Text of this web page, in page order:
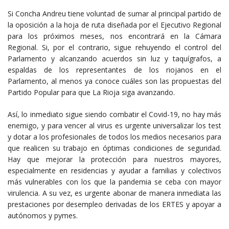
Si Concha Andreu tiene voluntad de sumar al principal partido de
la oposición a la hoja de ruta diseñada por el Ejecutivo Regional
para los próximos meses, nos encontrará en la Cámara
Regional. Si, por el contrario, sigue rehuyendo el control del
Parlamento y alcanzando acuerdos sin luz y taquígrafos, a
espaldas de los representantes de los riojanos en el
Parlamento, al menos ya conoce cuáles son las propuestas del
Partido Popular para que La Rioja siga avanzando.
Así, lo inmediato sigue siendo combatir el Covid-19, no hay más
enemigo, y para vencer al virus es urgente universalizar los test
y dotar a los profesionales de todos los medios necesarios para
que realicen su trabajo en óptimas condiciones de seguridad.
Hay que mejorar la protección para nuestros mayores,
especialmente en residencias y ayudar a familias y colectivos
más vulnerables con los que la pandemia se ceba con mayor
virulencia. A su vez, es urgente abonar de manera inmediata las
prestaciones por desempleo derivadas de los ERTES y apoyar a
autónomos y pymes.